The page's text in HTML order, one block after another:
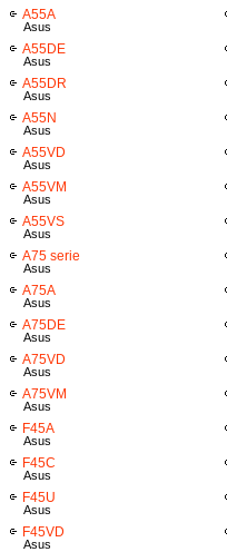
A55A
Asus
A55DE
Asus
A55DR
Asus
A55N
Asus
A55VD
Asus
A55VM
Asus
A55VS
Asus
A75 serie
Asus
A75A
Asus
A75DE
Asus
A75VD
Asus
A75VM
Asus
F45A
Asus
F45C
Asus
F45U
Asus
F45VD
Asus